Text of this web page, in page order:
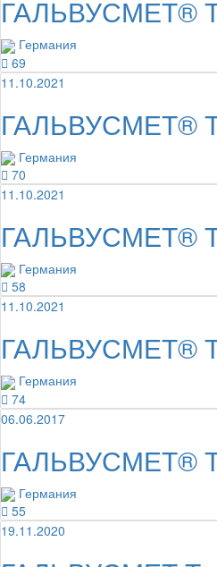
ГАЛЬВУСМЕТ®
Германия
69
11.10.2021
ГАЛЬВУСМЕТ®
Германия
70
11.10.2021
ГАЛЬВУСМЕТ®
Германия
58
11.10.2021
ГАЛЬВУСМЕТ®
Германия
74
06.06.2017
ГАЛЬВУСМЕТ®
Германия
55
19.11.2020